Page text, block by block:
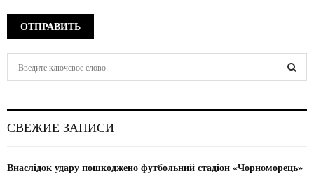
h
o
СВЕЖИЕ ЗАПИСИ
Внаслідок удару пошкоджено футбольний стадіон «Чорноморець»